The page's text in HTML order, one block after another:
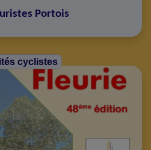
Portois
cyclistes